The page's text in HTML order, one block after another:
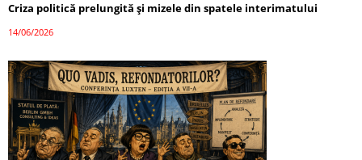
Criza politică prelungită și mizele din spatele interimatului
14/06/2026